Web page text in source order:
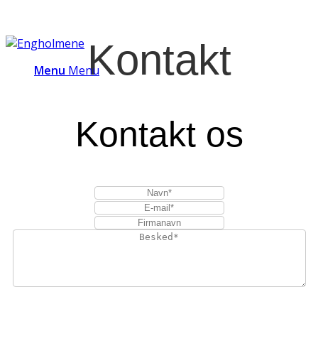
Menu MenuKontakt
Kontakt os